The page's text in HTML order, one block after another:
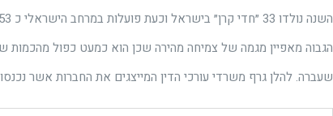
הגבוה מאפיין מגמה של צמיחה מהירה שכן הוא כמעט כפול
שעברה. להלן גרף משרדי עורכי הדין המייצגים את החברות אשר